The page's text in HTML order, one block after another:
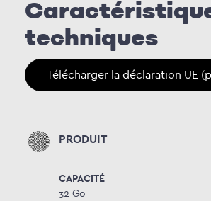
techniques
Télécharger la déclaration UE
PRODUIT
CAPACITÉ
32 Go